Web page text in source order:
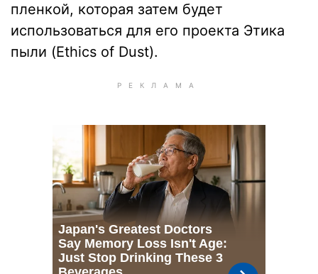
пленкой, которая затем будет
использоваться для его проекта Этика
пыли (Ethics of Dust).